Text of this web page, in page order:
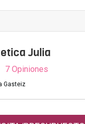
Julia
7 Opiniones
Gasteiz